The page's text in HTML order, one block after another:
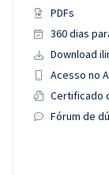
PDFs
360 dias
Download
Acesso no
Certificado
Fórum de